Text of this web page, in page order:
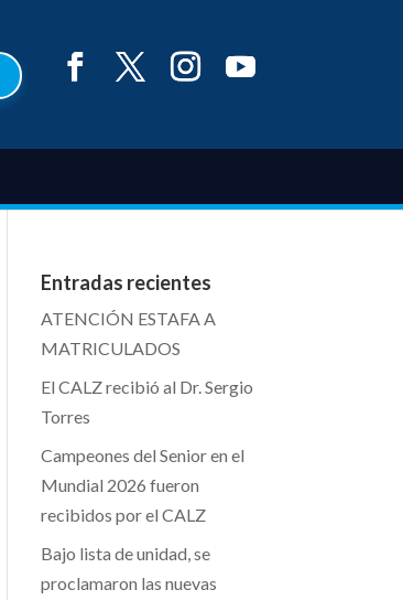
Entradas recientes
ATENCIÓN ESTAFA A
MATRICULADOS
El CALZ recibió al Dr. Sergio
Torres
Campeones del Senior en el
Mundial 2026 fueron
recibidos por el CALZ
Bajo lista de unidad, se
proclamaron las nuevas